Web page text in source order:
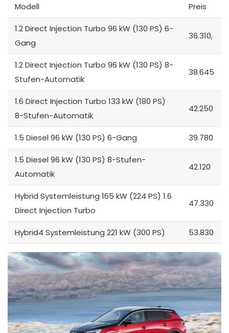
Modell Preis
1.2 Direct Injection Turbo 96 kW (130 PS) 6-
Gang
36.310,
1.2 Direct Injection Turbo 96 kW (130 PS) 8-
Stufen-Automatik
38.645
1.6 Direct Injection Turbo 133 kW (180 PS)
8-Stufen-Automatik
42.250
1.5 Diesel 96 kW (130 PS) 6-Gang 39.780
1.5 Diesel 96 kW (130 PS) 8-Stufen-
Automatik
42.120
Hybrid Systemleistung 165 kW (224 PS) 1.6
Direct Injection Turbo
47.330
Hybrid4 Systemleistung 221 kW (300 PS) 53.830